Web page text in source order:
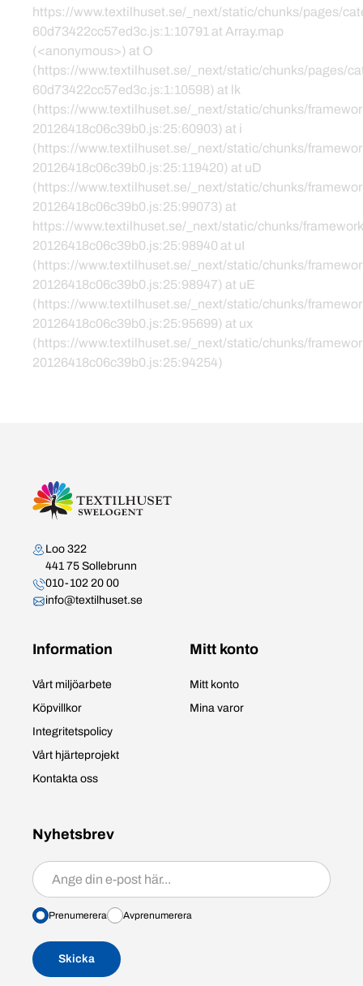
https://www.textilhuset.se/_next/static/chunks/pages/
60d73422cc57ed3c.js:1:10791 at Array.map
(<anonymous>) at O
(https://www.textilhuset.se/_next/static/chunks/pages/
60d73422cc57ed3c.js:1:10598) at lk
(https://www.textilhuset.se/_next/static/chunks/
20126418c06c39b0.js:25:60903) at i
(https://www.textilhuset.se/_next/static/chunks/
20126418c06c39b0.js:25:119420) at uD
(https://www.textilhuset.se/_next/static/chunks/
20126418c06c39b0.js:25:99073) at
https://www.textilhuset.se/_next/static/chunks/
20126418c06c39b0.js:25:98940 at uI
(https://www.textilhuset.se/_next/static/chunks/
20126418c06c39b0.js:25:98947) at uE
(https://www.textilhuset.se/_next/static/chunks/
20126418c06c39b0.js:25:95699) at ux
(https://www.textilhuset.se/_next/static/chunks/
20126418c06c39b0.js:25:94254)
Kontakta oss
Loo 322
441 75 Sollebrunn
010-102 20 00
info@textilhuset.se
Information
Vårt miljöarbete
Köpvillkor
Integritetspolicy
Vårt hjärteprojekt
Kontakta oss
Mitt konto
Mitt konto
Mina varor
Nyhetsbrev
Prenumerera/avprenumerera
Prenumerera Avprenumerera
Skicka